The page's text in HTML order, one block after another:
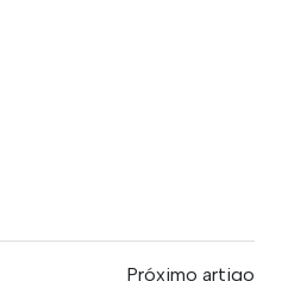
Próximo artigo